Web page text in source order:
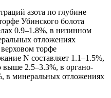
азота по глубине
Убинского болота
0.9–1.8%, в низинном
отложениях
торфе
N составляет 1.1–1.5%,
выше 2.5–3.3%, в органо-
в минеральных отложениях